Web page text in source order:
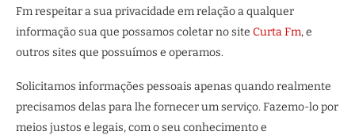
Fm respeitar a sua privacidade em relação a qualquer
informação sua que possamos coletar no site Curta Fm, e
outros sites que possuímos e operamos.
Solicitamos informações pessoais apenas quando realmente
precisamos delas para lhe fornecer um serviço. Fazemo-lo por
meios justos e legais, com o seu conhecimento e